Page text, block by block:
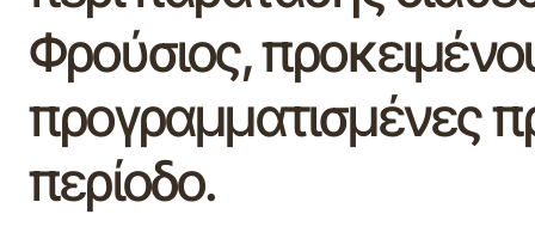
Φρούσιος,
προγραμματισμένες
περίοδο.